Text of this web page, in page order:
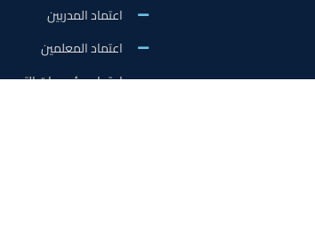
اعتماد المدربين
اعتماد المعلمين
اعتماد مؤسسات التدريب